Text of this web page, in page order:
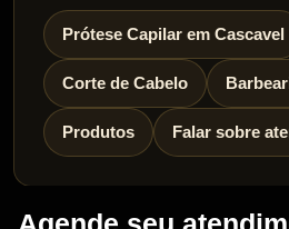
Prótese Capilar em Cascavel
Corte de Cabelo
Produtos Falar sobre